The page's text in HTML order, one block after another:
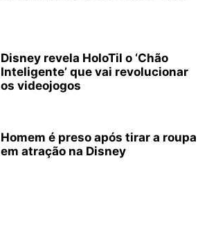
Disney revela HoloTil o ‘Chão
Inteligente’ que vai revolucionar
os videojogos
Homem é preso após tirar a roupa
em atração na Disney